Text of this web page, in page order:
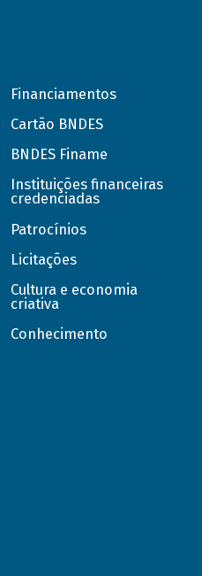
Financiamentos
Cartão BNDES
BNDES Finame
Instituições financeiras
credenciadas
Patrocínios
Licitações
Cultura e economia
criativa
Conhecimento